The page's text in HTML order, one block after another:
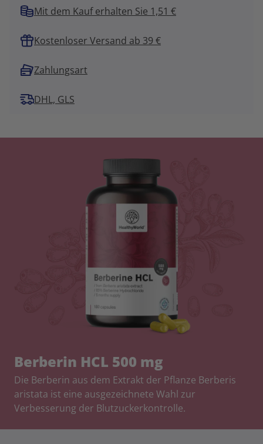
Mit dem Kauf erhalten Sie 1,51 €
Kostenloser Versand ab 39 €
Zahlungsart
DHL, GLS
Berberin HCL 500 mg
Die Berberin aus dem Extrakt der Pflanze Berberis
aristata ist eine ausgezeichnete Wahl zur
Verbesserung der Blutzuckerkontrolle.